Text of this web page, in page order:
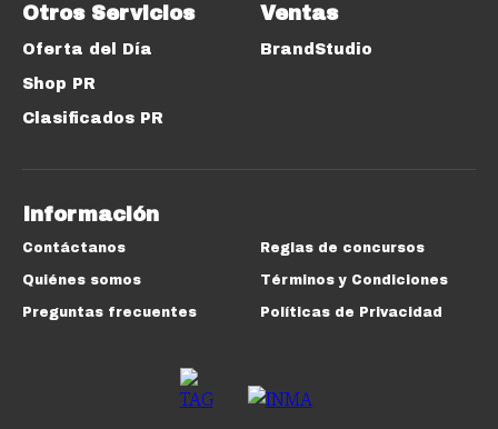
Otros Servicios
Oferta del Día
Shop PR
Clasificados PR
Ventas
BrandStudio
Información
Contáctanos
Quiénes somos
Preguntas frecuentes
Reglas de concursos
Términos y Condiciones
Políticas de Privacidad